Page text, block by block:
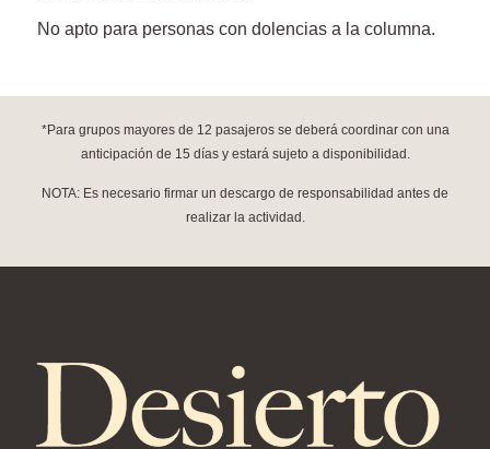
No apto para personas con dolencias a la columna.
*Para grupos mayores de 12 pasajeros se deberá coordinar con una
anticipación de 15 días y estará sujeto a disponibilidad.
NOTA: Es necesario firmar un descargo de responsabilidad antes de
realizar la actividad.